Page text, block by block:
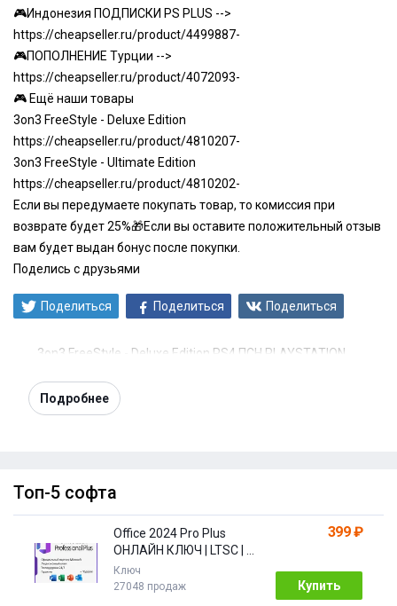
🎮Индонезия ПОДПИСКИ PS PLUS -->
https://cheapseller.ru/product/4499887-
🎮ПОПОЛНЕНИЕ Турции -->
https://cheapseller.ru/product/4072093-
🎮 Ещё наши товары
3on3 FreeStyle - Deluxe Edition
https://cheapseller.ru/product/4810207-
3on3 FreeStyle - Ultimate Edition
https://cheapseller.ru/product/4810202-
Если вы передумаете покупать товар, то комиссия при
возврате будет 25%🎁Если вы оставите положительный отзыв
вам будет выдан бонус после покупки.
Поделись с друзьями
Поделиться Поделиться Поделиться
3on3 FreeStyle - Deluxe Edition PS4 ПСН PLAYSTATION
Подробнее
Топ-5 софта
Office 2024 Pro Plus
ОНЛАЙН КЛЮЧ | LTSC | +
ПОДАРОК
Ключ
27048 продаж
399 ₽
Купить